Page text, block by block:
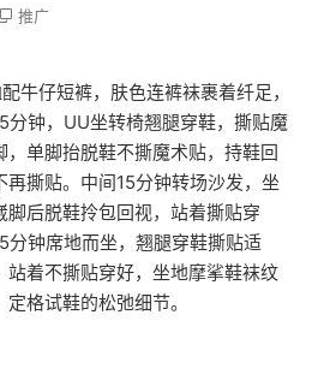
推广
牛仔短裤，肤色连裤袜裹着纤足，
分钟，UU坐转椅翘腿穿鞋，撕贴魔
单脚抬脱鞋不撕魔术贴，持鞋回
撕贴。中间15分钟转场沙发，坐
后脱鞋拎包回视，站着撕贴穿
分钟席地而坐，翘腿穿鞋撕贴适
着不撕贴穿好，坐地摩挲鞋袜纹
格试鞋的松弛细节。